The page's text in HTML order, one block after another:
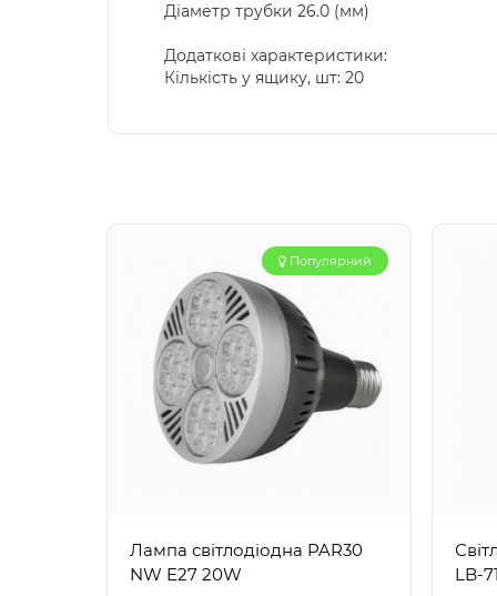
Діаметр трубки 26.0 (мм)
Додаткові характеристики:
Кількість у ящику, шт: 20
Популярний
Лампа світлодіодна PAR30
NW E27 20W
LB-